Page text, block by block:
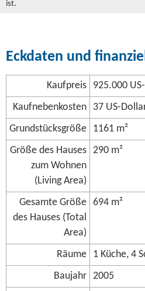
ist.
Eckdaten und
Kaufpreis 925.000
Kaufnebenkosten 37 US-
Grundstücksgröße 1161 m²
Größe des Hauses
zum Wohnen
(Living Area)
290 m²
Gesamte Größe
des Hauses (Total
Area)
694 m²
Räume 1 Küche, 4
Baujahr 2005